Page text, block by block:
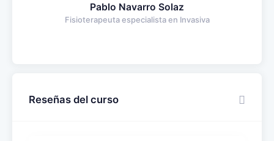
Pablo Navarro Solaz
Fisioterapeuta especialista en Invasiva
Reseñas del curso